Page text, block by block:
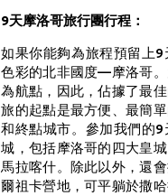
9天摩洛哥旅行團行程：
如果你能夠為旅程預留上
色彩的北非國度—摩洛哥
為航點，因此，佔據了最
旅的起點是最方便、最簡
和終點城市。參加我們的
城，包括摩洛哥的四大皇
馬拉喀什。除此以外，還
爾祖卡營地，可平躺於撒